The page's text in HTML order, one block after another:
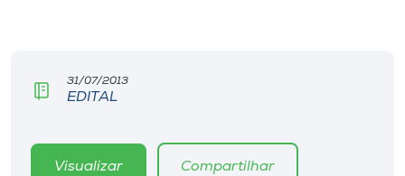
Editora
Rádio
31/07/2013
EDITAL
Visualizar Compartilhar